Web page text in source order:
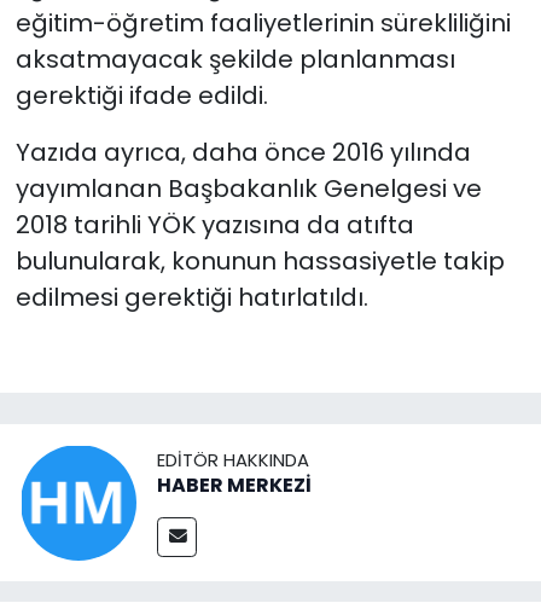
eğitim-öğretim faaliyetlerinin sürekliliğini
aksatmayacak şekilde planlanması
gerektiği ifade edildi.
Yazıda ayrıca, daha önce 2016 yılında
yayımlanan Başbakanlık Genelgesi ve
2018 tarihli YÖK yazısına da atıfta
bulunularak, konunun hassasiyetle takip
edilmesi gerektiği hatırlatıldı.
EDITÖR HAKKINDA
HABER MERKEZİ